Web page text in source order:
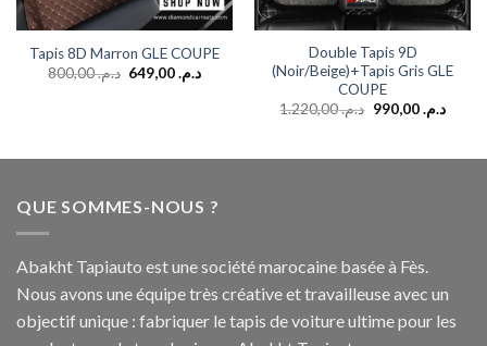
Tapis 8D Marron GLE COUPE
د.م.800,00 د.م.649,00
Double Tapis 9D
(Noir/Beige)+Tapis Gris GLE
COUPE
د.م.1.220,00 د.م.990,00
QUE SOMMES-NOUS ?
Abakht Tapiauto est une société marocaine basée à Fès.
Nous avons une équipe très créative et travailleuse avec un
objectif unique : fabriquer le tapis de voiture ultime pour les